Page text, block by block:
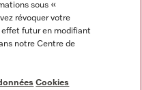
sous «
révoquer votre
futur en modifiant
notre Centre de
Cookies